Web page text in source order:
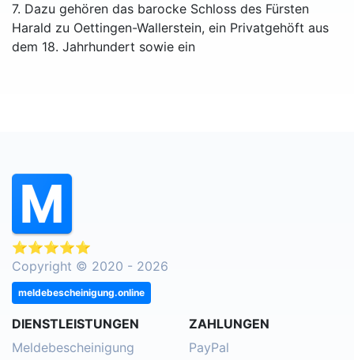
7. Dazu gehören das barocke Schloss des Fürsten
Harald zu Oettingen-Wallerstein, ein Privatgehöft aus
dem 18. Jahrhundert sowie ein
⭐⭐⭐⭐⭐
Copyright © 2020 - 2026
meldebescheinigung.online
DIENSTLEISTUNGEN
Meldebescheinigung
ZAHLUNGEN
PayPal